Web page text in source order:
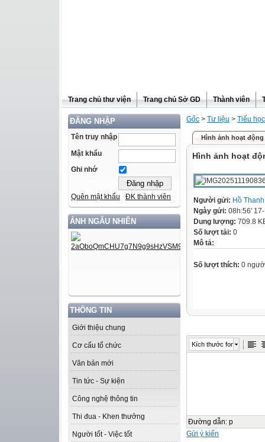
Trang chủ thư viện Trang chủ Sở GD Thành viên
ĐĂNG NHẬP
Tên truy nhập
Mật khẩu
Ghi nhớ
Quên mật khẩu ĐK thành viên
ẢNH NGẪU NHIÊN
THÔNG TIN
Giới thiệu chung
Cơ cấu tổ chức
Văn bản mới
Tin tức - Sự kiện
Công nghệ thông tin
Thi đua - Khen thưởng
Người tốt - Việc tốt
Gốc > Tư liệu > Tiểu học
Hình ảnh hoạt
Hình ảnh hoạt
Người gửi: Hồ
Ngày gửi: 08h:56'
Dung lượng: 709.8
Số lượt tải: 0
Mô tả:
Số lượt thích: 0
Kích thước font
Đường dẫn: p
Gửi ý kiến